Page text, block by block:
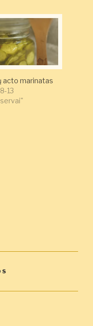
acto marinatas
13